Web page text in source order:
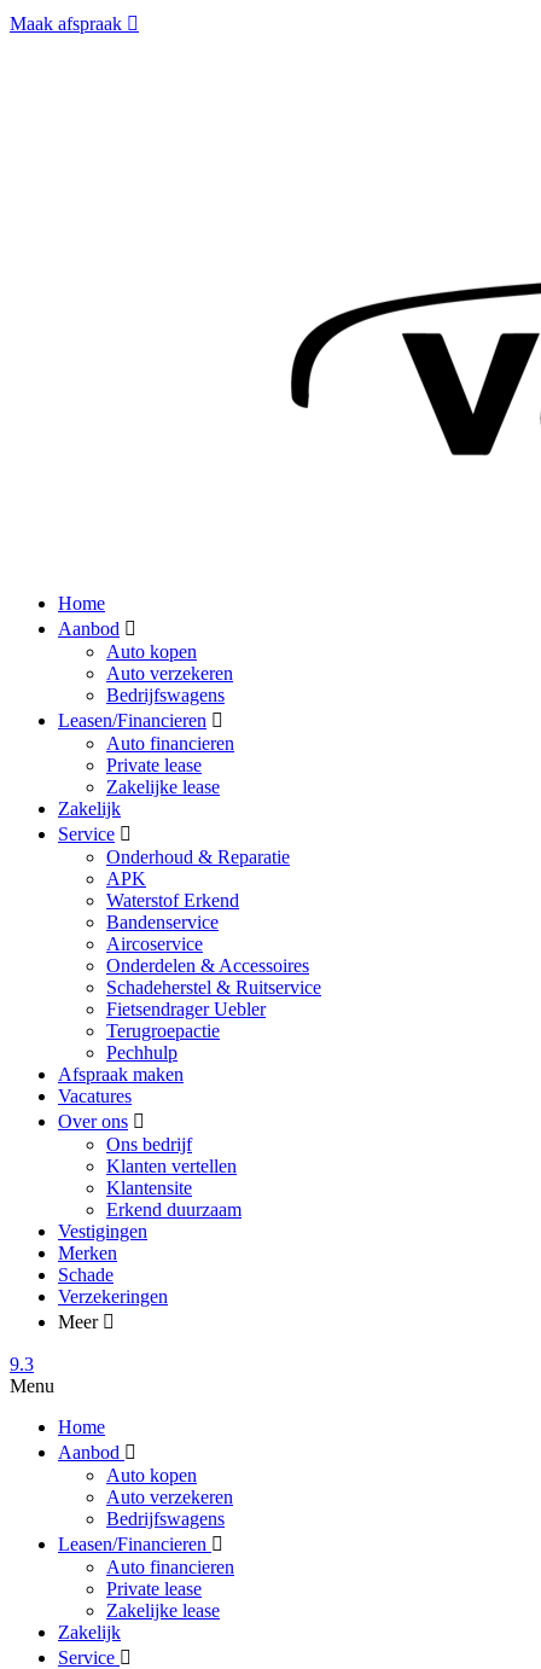
Maak afspraak
Home
Aanbod
Auto kopen
Auto verzekeren
Bedrijfswagens
Leasen/Financieren
Auto financieren
Private lease
Zakelijke lease
Zakelijk
Service
Onderhoud & Reparatie
APK
Waterstof Erkend
Bandenservice
Aircoservice
Onderdelen & Accessoires
Schadeherstel & Ruitservice
Fietsendrager Uebler
Terugroepactie
Pechhulp
Afspraak maken
Vacatures
Over ons
Ons bedrijf
Klanten vertellen
Klantensite
Erkend duurzaam
Vestigingen
Merken
Schade
Verzekeringen
Meer
9.3
Menu
Home
Aanbod
Auto kopen
Auto verzekeren
Bedrijfswagens
Leasen/Financieren
Auto financieren
Private lease
Zakelijke lease
Zakelijk
Service